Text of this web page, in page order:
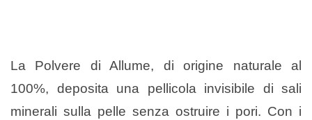
La Polvere di Allume, di origine naturale al
100%, deposita una pellicola invisibile di sali
minerali sulla pelle senza ostruire i pori. Con i